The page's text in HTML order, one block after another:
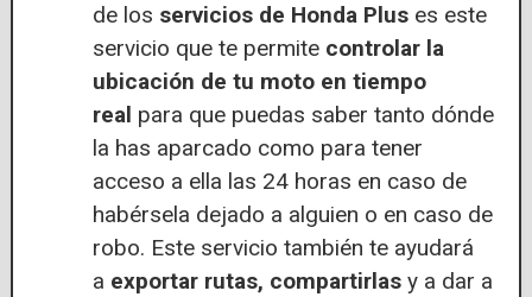
de los servicios de Honda Plus es este
servicio que te permite controlar la
ubicación de tu moto en tiempo
real para que puedas saber tanto dónde
la has aparcado como para tener
acceso a ella las 24 horas en caso de
habérsela dejado a alguien o en caso de
robo. Este servicio también te ayudará
a exportar rutas, compartirlas y a dar a